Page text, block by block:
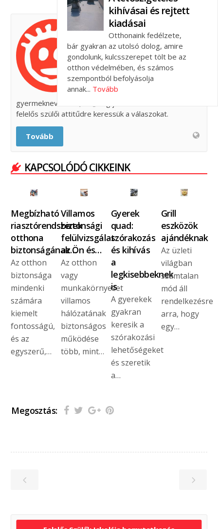
FELELŐS SZÜLŐK
ISKOLÁJA
A Felelős Szülők Iskolája 2010
óta működő aktív szakmai és
civil közösség, mely keretén
belül az ideális
gyermeknevelésre, az „elég jól” működő családra és a
felelős szülői attitűdre keressük a válaszokat.
Tovább
KAPCSOLÓDÓ CIKKEINK
Megbízható
riasztórendszerek
otthona
biztonságának…
Az otthon
biztonsága
mindenki
számára
kiemelt
fontosságú,
és az
egyszerű,…
Villamos
biztonsági
felülvizsgálat:
az Ön és…
Az otthon
vagy
munkakörnyezet
villamos
hálózatának
biztonságos
működése
több, mint…
Gyerek
quad:
szórakozás
és kihívás
a
legkisebbeknek
is
A gyerekek
gyakran
keresik a
szórakozási
lehetőségeket
és szeretik
a…
Grill
eszközök
ajándéknak
Az üzleti
világban
számtalan
mód áll
rendelkezésre
arra, hogy
egy…
Megosztás:
kihívásai és rejtett
kiadásai
Otthonaink fedélzete,
bár gyakran az utolsó dolog, amire
gondolunk, kulcsszerepet tölt be az
otthon védelmében, és számos
szempontból befolyásolja
annak... Tovább